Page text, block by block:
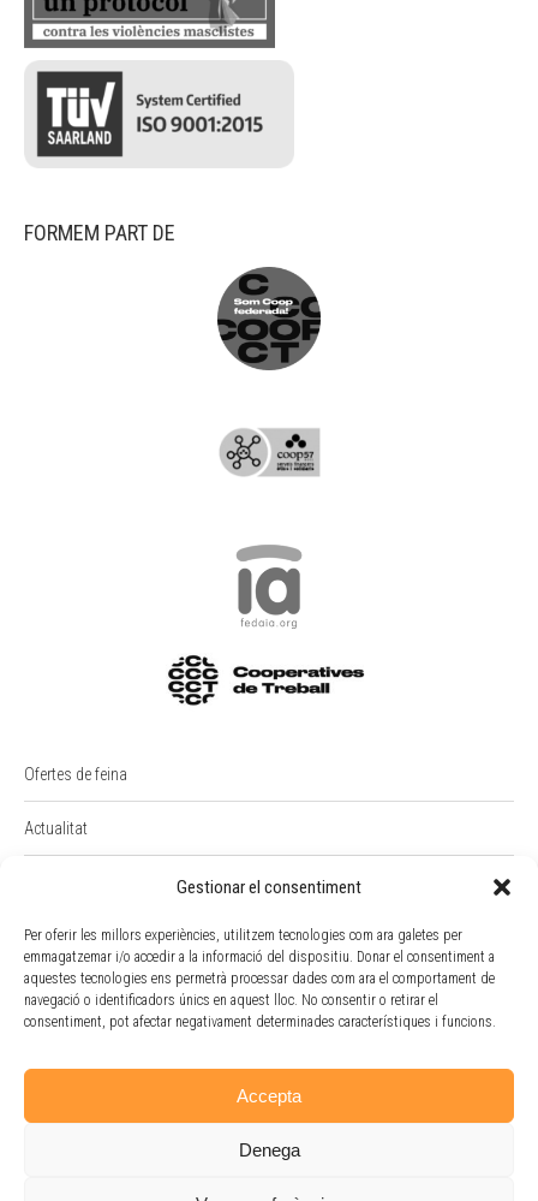
Gestionar el consentiment
Per oferir les millors experiències, utilitzem tecnologies com ara galetes per
emmagatzemar i/o accedir a la informació del dispositiu. Donar el consentiment a
aquestes tecnologies ens permetrà processar dades com ara el comportament de
navegació o identificadors únics en aquest lloc. No consentir o retirar el
consentiment, pot afectar negativament determinades característiques i funcions.
Accepta
Denega
FORMEM PART DE
Ofertes de feina
Actualitat
Intranet
Portal Empleat